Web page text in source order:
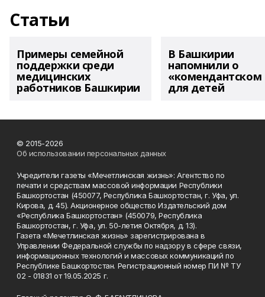
Статьи
Примеры семейной
поддержки среди
медицинских
работников Башкирии
В Башкирии
напомнили о
«комендантском
для детей
© 2015-2026
Об использовании персональных данных
Учредители газеты «Мечетлинская жизнь»: Агентство по
печати и средствам массовой информации Республики
Башкортостан (450077, Республика Башкортостан, г. Уфа, ул.
Кирова, д. 45). Акционерное общество Издательский дом
«Республика Башкортостан» (450079, Республика
Башкортостан, г. Уфа, ул. 50-летия Октября, д. 13).
Газета «Мечетлинская жизнь» зарегистрирована в
Управлении Федеральной службы по надзору в сфере связи,
информационных технологий и массовых коммуникаций по
Республике Башкортостан. Регистрационный номер ПИ № ТУ
02 - 01831 от 19.05.2025 г.